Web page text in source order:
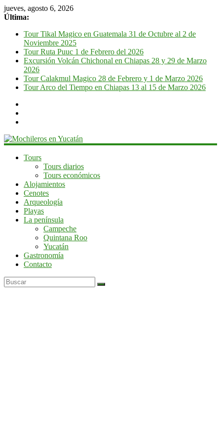
jueves, agosto 6, 2026
Última:
Tour Tikal Magico en Guatemala 31 de Octubre al 2 de
Noviembre 2025
Tour Ruta Puuc 1 de Febrero del 2026
Excursión Volcán Chichonal en Chiapas 28 y 29 de Marzo
2026
Tour Calakmul Magico 28 de Febrero y 1 de Marzo 2026
Tour Arco del Tiempo en Chiapas 13 al 15 de Marzo 2026
Mochileros
Yucatán
Yucatán
Tours
Tours diarios
Tours económicos
Alojamientos
Cenotes
Arqueología
Playas
La península
Campeche
Quintana Roo
Yucatán
Gastronomía
Contacto